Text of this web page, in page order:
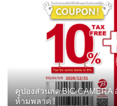
คูปองส่วนลด BIC
ห้ามพลาด !